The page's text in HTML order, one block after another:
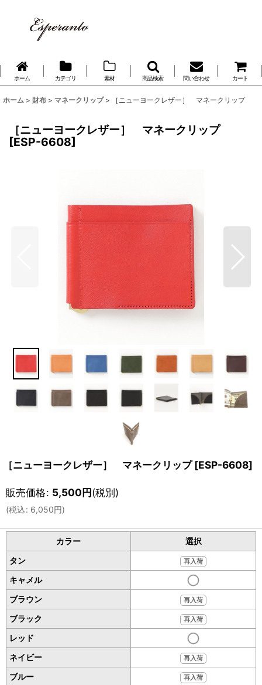
ホーム カテゴリ 素材 商品検索 問い合わせ カート
ホーム > 財布 > マネークリップ > ［ニューヨークレザー］ マネークリップ
［ニューヨークレザー］ マネークリップ
[ESP-6608]
［ニューヨークレザー］ マネークリップ [ESP-6608]
販売価格: 5,500円(税別)
(税込: 6,050円)
カラー
選択
タン
再入荷
キャメル
ブラウン
再入荷
ブラック 再入荷
レッド
ネイビー
再入荷
ブルー 再入荷